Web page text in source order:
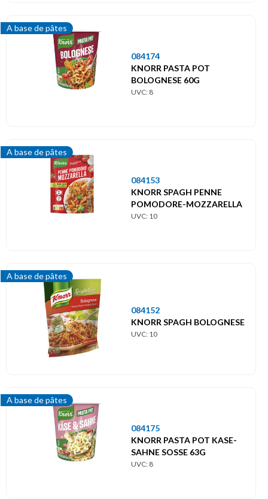
A base de pâtes
084174
KNORR PASTA POT
BOLOGNESE 60G
UVC: 8
A base de pâtes
084153
KNORR SPAGH PENNE
POMODORE-MOZZARELLA
UVC: 10
A base de pâtes
084152
KNORR SPAGH BOLOGNESE
UVC: 10
A base de pâtes
084175
KNORR PASTA POT KASE-
SAHNE SOSSE 63G
UVC: 8